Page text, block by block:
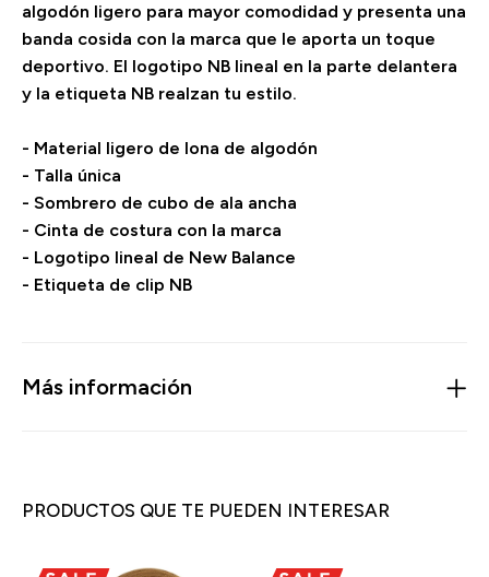
algodón ligero para mayor comodidad y presenta una
banda cosida con la marca que le aporta un toque
deportivo. El logotipo NB lineal en la parte delantera
y la etiqueta NB realzan tu estilo.
- Material ligero de lona de algodón
- Talla única
- Sombrero de cubo de ala ancha
- Cinta de costura con la marca
- Logotipo lineal de New Balance
- Etiqueta de clip NB
Más información
PRODUCTOS QUE TE PUEDEN INTERESAR